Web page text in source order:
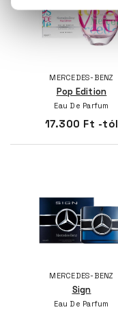
MERCEDES-BENZ
Pop Edition
Eau De Parfum
17.300 Ft -tól
MERCEDES-BENZ
Sign
Eau De Parfum